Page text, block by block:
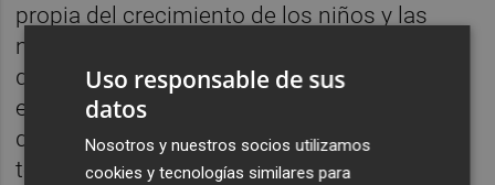
propia del crecimiento de los niños y las
niñas y por lo tanto, un proceso vital en el
que pueden verse reflejados. Este
espectáculo quiere sembrar la semilla de la
duda y abrir así el diálogo con los adultos en
torno a las injusticias que se presentan en
Uso responsable de sus
datos
Nosotros y nuestros socios utilizamos
cookies y tecnologías similares para